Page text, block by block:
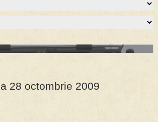
de porci în costume, cu gulere albe
(Nemira)
prima lucrare despre controversatele
Securitatii.
28 octombrie 2009